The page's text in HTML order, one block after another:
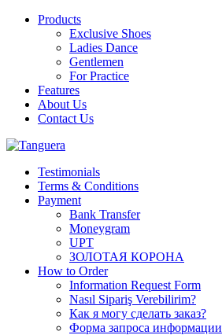
Products
Exclusive Shoes
Ladies Dance
Gentlemen
For Practice
Features
About Us
Contact Us
Testimonials
Terms & Conditions
Payment
Bank Transfer
Moneygram
UPT
ЗОЛОТАЯ КОРОНА
How to Order
Information Request Form
Nasıl Sipariş Verebilirim?
Как я могу сделать заказ?
Форма запроса информации